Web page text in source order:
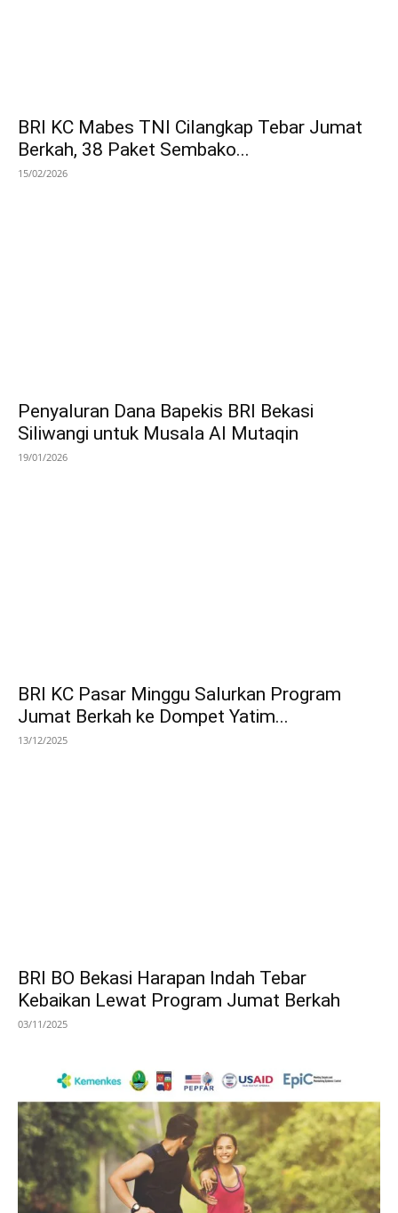
BRI KC Mabes TNI Cilangkap Tebar Jumat
Berkah, 38 Paket Sembako...
15/02/2026
Penyaluran Dana Bapekis BRI Bekasi
Siliwangi untuk Musala Al Mutaqin
19/01/2026
BRI KC Pasar Minggu Salurkan Program
Jumat Berkah ke Dompet Yatim...
13/12/2025
BRI BO Bekasi Harapan Indah Tebar
Kebaikan Lewat Program Jumat Berkah
03/11/2025